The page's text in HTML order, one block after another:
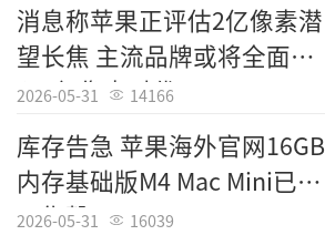
消息称苹果正评估2亿像素潜
望长焦 主流品牌或将全面进
入2亿像素时代
2026-05-31 14166
库存告急 苹果海外官网16GB
内存基础版M4 Mac Mini已全
面售罄
2026-05-31 16039